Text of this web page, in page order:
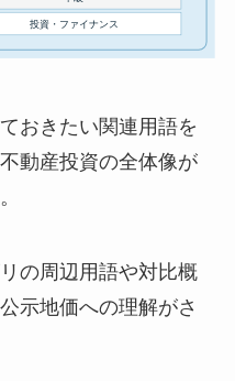
おきたい関連用語を
動産投資の全体像が
の周辺用語や対比概
示地価への理解がさ